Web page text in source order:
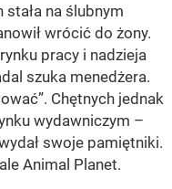
na ślubnym
wrócić do żony.
pracy i nadzieja
szuka menedżera.
Chętnych jednak
wydawniczym –
swoje pamiętniki.
Animal Planet.